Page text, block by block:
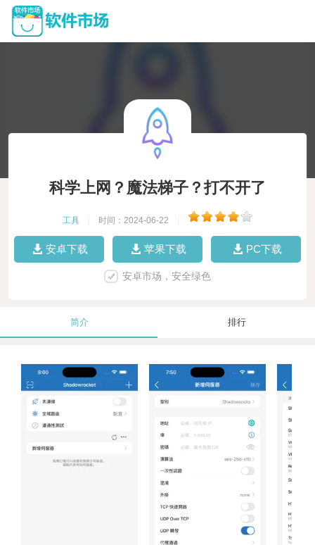
科学上网？魔法梯子？打不开了
工具 时间：2024-06-22
安卓下载 苹果下载 PC下载
安卓市场，安全绿色
简介 排行